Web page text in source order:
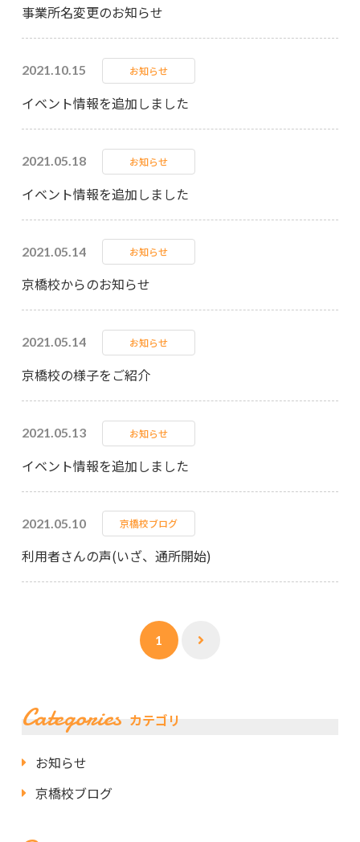
事業所名変更のお知らせ
2021.10.15 お知らせ
イベント情報を追加しました
2021.05.18 お知らせ
イベント情報を追加しました
2021.05.14 お知らせ
京橋校からのお知らせ
2021.05.14 お知らせ
京橋校の様子をご紹介
2021.05.13 お知らせ
イベント情報を追加しました
2021.05.10 京橋校ブログ
利用者さんの声(いざ、通所開始)
1
Categories カテゴリ
お知らせ
京橋校ブログ